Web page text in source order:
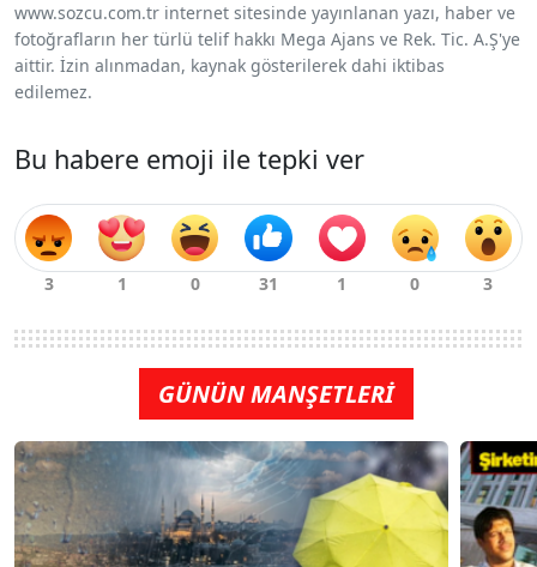
www.sozcu.com.tr internet sitesinde yayınlanan yazı, haber ve
fotoğrafların her türlü telif hakkı Mega Ajans ve Rek. Tic. A.Ş'ye
aittir. İzin alınmadan, kaynak gösterilerek dahi iktibas
edilemez.
Bu habere emoji ile tepki ver
GÜNÜN MANŞETLERİ